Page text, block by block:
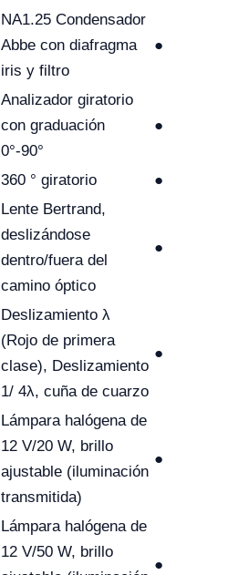
NA1.25 Condensador
Abbe con diafragma
iris y filtro
●
Analizador giratorio
con graduación
0°-90°
●
360 ° giratorio ●
Lente Bertrand,
deslizándose
dentro/fuera del
camino óptico
●
Deslizamiento λ
(Rojo de primera
clase), Deslizamiento
1/ 4λ, cuña de cuarzo
●
Lámpara halógena de
12 V/20 W, brillo
ajustable (iluminación
transmitida)
●
Lámpara halógena de
12 V/50 W, brillo
●